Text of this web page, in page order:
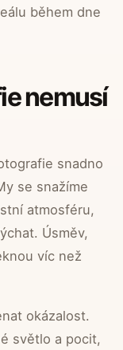
během dne
nemusí
snadno
se snažíme
atmosféru,
Úsměv,
víc než
okázalost.
světlo a pocit,